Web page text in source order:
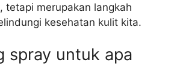
tetapi merupakan langkah
kesehatan kulit kita.
spray untuk apa